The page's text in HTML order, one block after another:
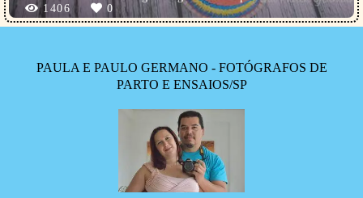
1406
0
PAULA E PAULO GERMANO - FOTÓGRAFOS DE
PARTO E ENSAIOS/SP